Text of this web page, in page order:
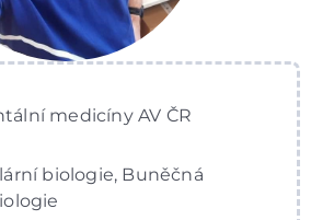
medicíny AV ČR
biologie, Buněčná